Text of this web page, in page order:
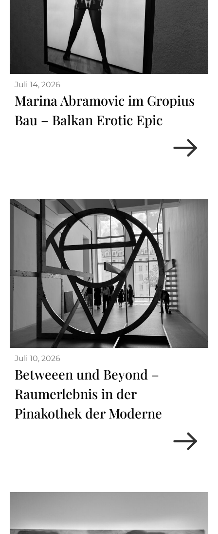
Juli 14, 2026
Marina Abramovic im Gropius
Bau – Balkan Erotic Epic
Juli 10, 2026
Betweeen und Beyond –
Raumerlebnis in der
Pinakothek der Moderne